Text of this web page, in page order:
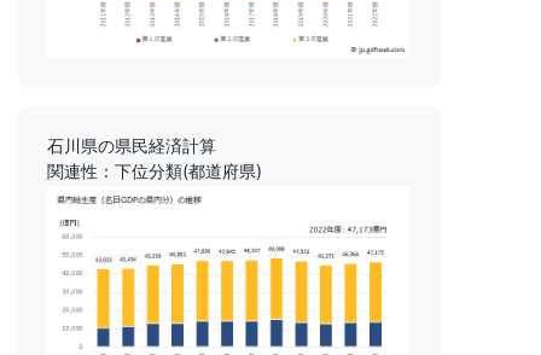
石川県の県民経済計算
関連性：下位分類(都道府県)